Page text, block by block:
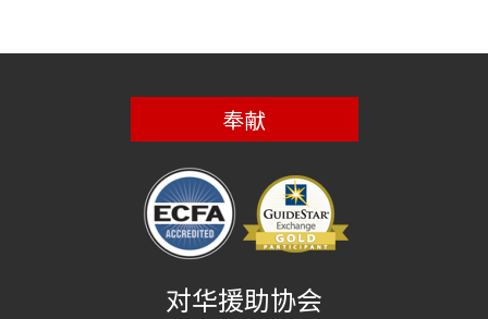
奉献
对华援助协会